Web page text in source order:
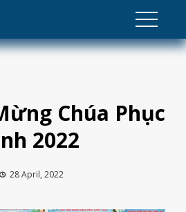
Chúa Phục
2022
28 April, 2022